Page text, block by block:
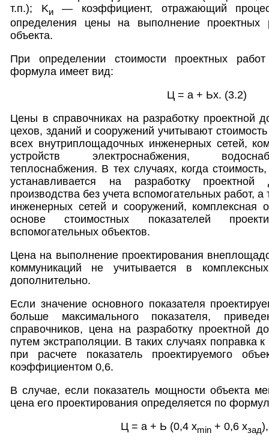
т.п.); Kи— коэффициент, отражающий
определения цены на выполнение проектных
объекта.
При определении стоимости проектных
формула имеет вид:
Ц = а + Ьх. (3.2)
Цены в справочниках на разработку проектной
цехов, зданий и сооружений учитывают
всех внутриплощадочных инженерных сетей,
устройств электроснабжения,
теплоснабжения. В тех случаях, когда
устанавливается на разработку проектной
производства без учета вспомогательных работ,
инженерных сетей и сооружений, комплексная
основе стоимостных показателей
вспомогательных объектов.
Цена на выполнение проектирования
коммуникаций не учитывается в
дополнительно.
Если значение основного показателя
больше максимального показателя,
справочников, цена на разработку проектной
путем экстраполяции. В таких случаях поправка
при расчете показатель проектируемого
коэффициентом 0,6.
В случае, если показатель мощности объекта
цена его проектирования определяется по
Ц = а + Ь (0,4 xmin+ 0,6 хзад